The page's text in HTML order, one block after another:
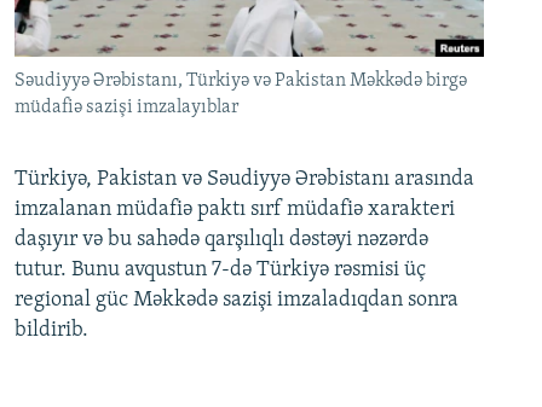
Səudiyyə Ərəbistanı, Türkiyə və Pakistan Məkkədə birgə
müdafiə sazişi imzalayıblar
Türkiyə, Pakistan və Səudiyyə Ərəbistanı arasında
imzalanan müdafiə paktı sırf müdafiə xarakteri
daşıyır və bu sahədə qarşılıqlı dəstəyi nəzərdə
tutur. Bunu avqustun 7-də Türkiyə rəsmisi üç
regional güc Məkkədə sazişi imzaladıqdan sonra
bildirib.